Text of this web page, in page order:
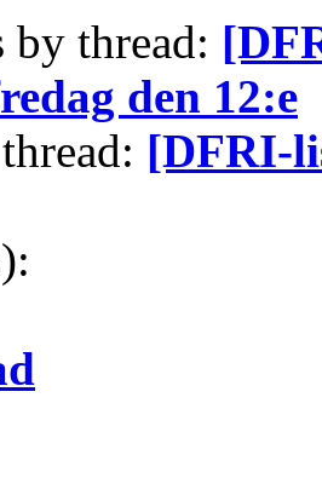
by thread:
den 12:e
[DFRI-